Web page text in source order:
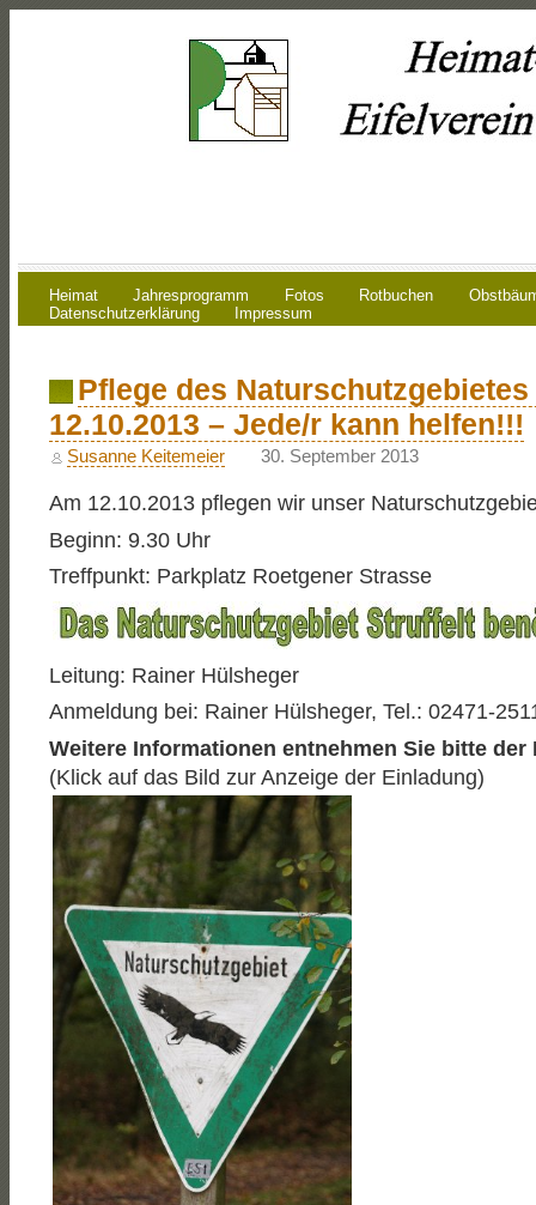
Heimat Jahresprogramm Fotos Rotbuchen
Datenschutzerklärung
Impressum
Pflege des Naturschutzgebietes
12.10.2013 – Jede/r kann helfen!!!
Susanne Keitemeier 30. September 2013
Am 12.10.2013 pflegen wir unser
Beginn: 9.30 Uhr
Treffpunkt: Parkplatz Roetgener Strasse
Leitung: Rainer Hülsheger
Anmeldung bei: Rainer Hülsheger, Tel.: 02471-
Weitere Informationen entnehmen Sie bitte der
(Klick auf das Bild zur Anzeige der Einladung)